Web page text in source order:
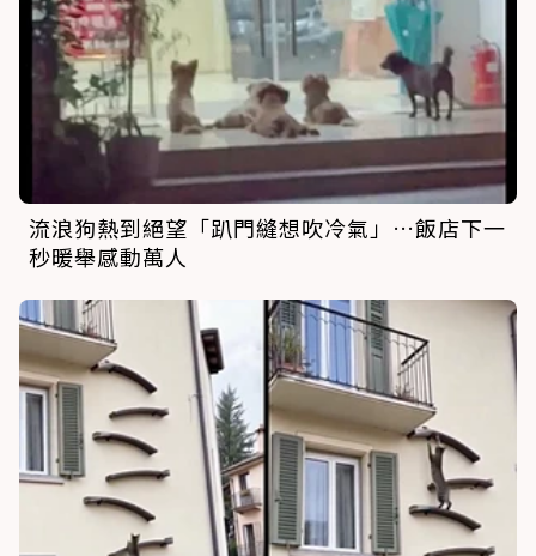
流浪狗熱到絕望「趴門縫想吹冷氣」…飯店下一
秒暖舉感動萬人